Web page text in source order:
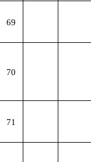
69
70
71